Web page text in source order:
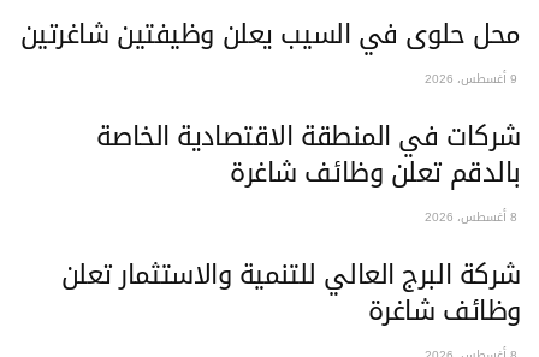
محل حلوى في السيب يعلن وظيفتين شاغرتين
شركات في المنطقة الاقتصادية الخاصة
بالدقم تعلن وظائف شاغرة
شركة البرج العالي للتنمية والاستثمار تعلن
وظائف شاغرة